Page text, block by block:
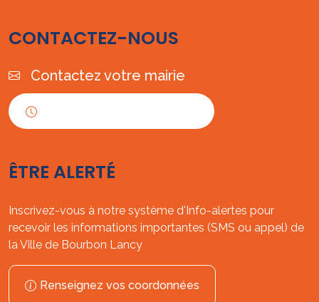
CONTACTEZ-NOUS
Contactez votre mairie
ÊTRE ALERTÉ
Inscrivez-vous à notre système d'Info-alertes pour
recevoir les informations importantes (SMS ou appel) de
la Ville de Bourbon Lancy
Renseignez vos coordonnées